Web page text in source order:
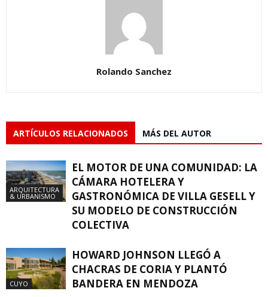
Rolando Sanchez
ARTÍCULOS RELACIONADOS MÁS DEL AUTOR
ARQUITECTURA
& URBANISMO
EL MOTOR DE UNA COMUNIDAD: LA
CÁMARA HOTELERA Y
GASTRONÓMICA DE VILLA GESELL Y
SU MODELO DE CONSTRUCCIÓN
COLECTIVA
CUYO
HOWARD JOHNSON LLEGÓ A
CHACRAS DE CORIA Y PLANTÓ
BANDERA EN MENDOZA